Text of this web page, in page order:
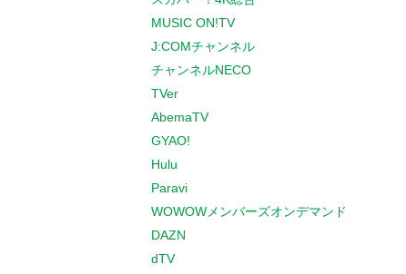
MUSIC ON!TV
J:COMチャンネル
チャンネルNECO
TVer
AbemaTV
GYAO!
Hulu
Paravi
WOWOWメンバーズオンデマンド
DAZN
dTV